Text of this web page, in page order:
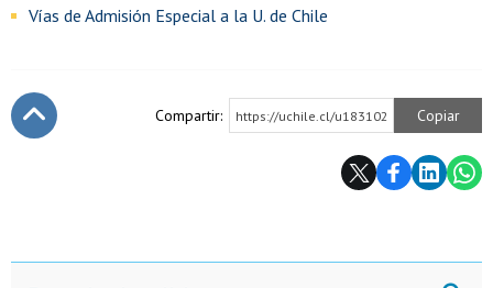
Vías de Admisión Especial a la U. de Chile
Compartir: https://uchile.cl/u183102 Copiar